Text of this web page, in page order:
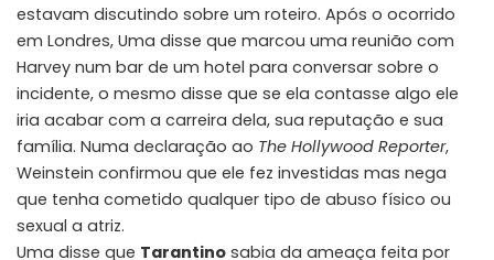
estavam discutindo sobre um roteiro. Após o ocorrido
em Londres, Uma disse que marcou uma reunião com
Harvey num bar de um hotel para conversar sobre o
incidente, o mesmo disse que se ela contasse algo ele
iria acabar com a carreira dela, sua reputação e sua
família. Numa declaração ao The Hollywood Reporter,
Weinstein confirmou que ele fez investidas mas nega
que tenha cometido qualquer tipo de abuso físico ou
sexual a atriz.
Uma disse que Tarantino sabia da ameaça feita por